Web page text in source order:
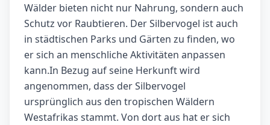
Wälder bieten nicht nur Nahrung, sondern auch
Schutz vor Raubtieren. Der Silbervogel ist auch
in städtischen Parks und Gärten zu finden, wo
er sich an menschliche Aktivitäten anpassen
kann.In Bezug auf seine Herkunft wird
angenommen, dass der Silbervogel
ursprünglich aus den tropischen Wäldern
Westafrikas stammt. Von dort aus hat er sich